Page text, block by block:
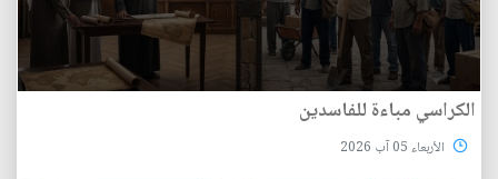
الكراسي مباءة للفاسدين
الأربعاء 05 آب 2026